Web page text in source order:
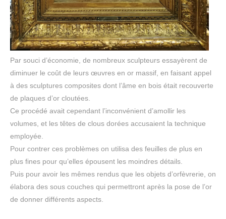
Par souci d’économie, de nombreux sculpteurs essayèrent de
diminuer le coût de leurs œuvres en or massif, en faisant appel
à des sculptures composites dont l’âme en bois était recouverte
de plaques d’or cloutées.
Ce procédé avait cependant l’inconvénient d’amollir les
volumes, et les têtes de clous dorées accusaient la technique
employée.
Pour contrer ces problèmes on utilisa des feuilles de plus en
plus fines pour qu’elles épousent les moindres détails.
Puis pour avoir les mêmes rendus que les objets d’orfèvrerie, on
élabora des sous couches qui permettront après la pose de l’or
de donner différents aspects.